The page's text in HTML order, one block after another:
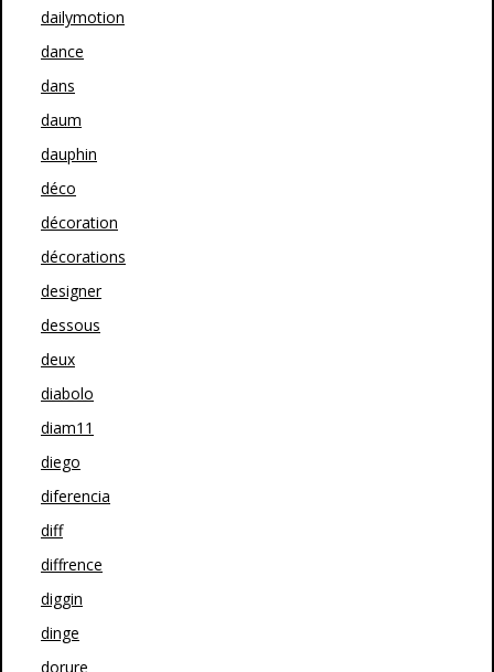
dailymotion
dance
dans
daum
dauphin
déco
décoration
décorations
designer
dessous
deux
diabolo
diam11
diego
diferencia
diff
diffrence
diggin
dinge
dorure